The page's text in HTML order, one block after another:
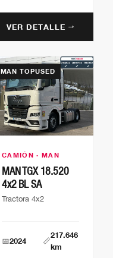
VER DETALLE →
MAN TOPUSED
CAMIÓN · MAN
MAN TGX 18.520
4x2 BL SA
Tractora 4x2
📅2024 📏
217.646
km